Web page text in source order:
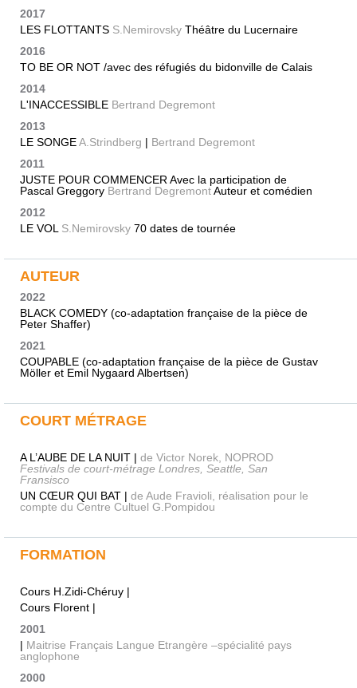
2017
LES FLOTTANTS S.Nemirovsky Théâtre du Lucernaire
2016
TO BE OR NOT /avec des réfugiés du bidonville de Calais
2014
L'INACCESSIBLE Bertrand Degremont
2013
LE SONGEA.Strindberg | Bertrand Degremont
2011
JUSTE POUR COMMENCER Avec la participation de
Pascal Greggory Bertrand DegremontAuteur et comédien
2012
LE VOL S.Nemirovsky 70 dates de tournée
AUTEUR
2022
BLACK COMEDY (co-adaptation française de la pièce de
Peter Shaffer)
2021
COUPABLE (co-adaptation française de la pièce de Gustav
Möller et Emil Nygaard Albertsen)
COURT MÉTRAGE
A L’AUBE DE LA NUIT | de Victor Norek, NOPROD
Festivals de court-métrage Londres, Seattle, San
Fransisco
UN CŒUR QUI BAT | de Aude Fravioli, réalisation pour le
compte du Centre Cultuel G.Pompidou
FORMATION
Cours H.Zidi-Chéruy |
Cours Florent |
2001
| Maitrise Français Langue Etrangère –spécialité pays
anglophone
2000